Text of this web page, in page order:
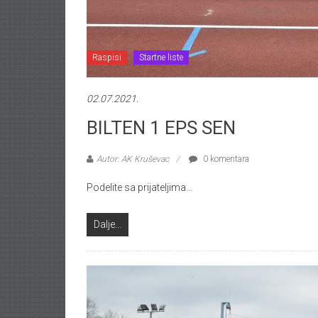
Raspisi Startne liste
02.07.2021.
BILTEN 1 EPS SEN
Autor: AK Kruševac 0 komentara
Podelite sa prijateljima…
Dalje...